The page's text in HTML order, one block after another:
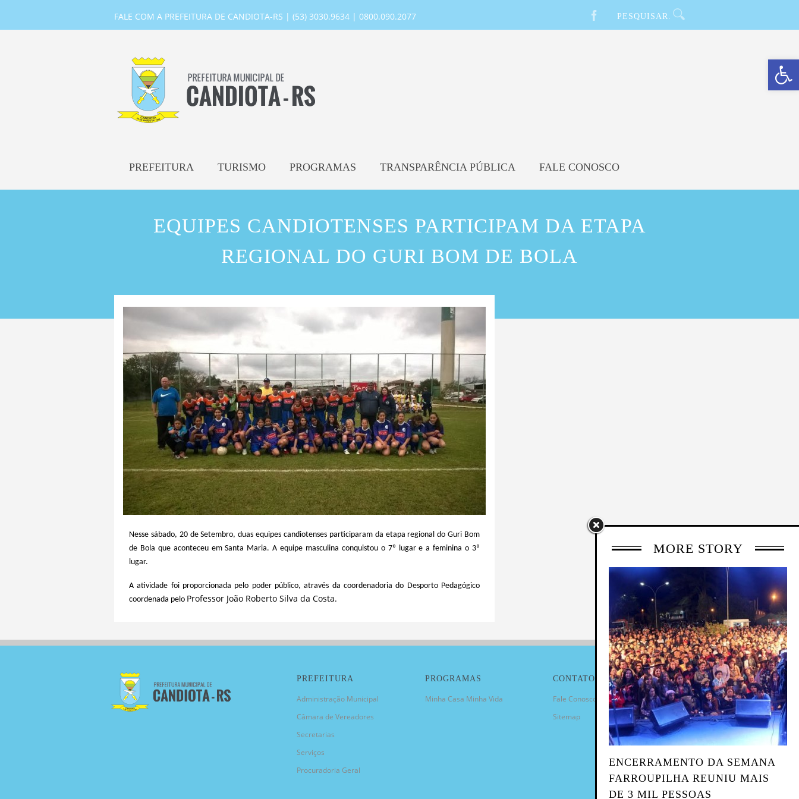
Barra de Ferramentas Aberta
FALE COM A PREFEITURA DE CANDIOTA-RS | (53) 3030.9634 | 0800.090.2077
PREFEITURA TURISMO PROGRAMAS TRANSPARÊNCIA PÚBLICA FALE CONOSCO
EQUIPES CANDIOTENSES PARTICIPAM DA ETAPA
REGIONAL DO GURI BOM DE BOLA
Nesse sábado, 20 de Setembro, duas equipes candiotenses participaram da etapa regional do Guri Bom
de Bola que aconteceu em Santa Maria. A equipe masculina conquistou o 7º lugar e a feminina o 3º
lugar.
A atividade foi proporcionada pelo poder público, através da coordenadoria do Desporto Pedagógico
coordenada pelo Professor João Roberto Silva da Costa.
MORE STORY
ENCERRAMENTO DA SEMANA
FARROUPILHA REUNIU MAIS
DE 3 MIL PESSOAS
PREFEITURA
Administração Municipal
Câmara de Vereadores
Secretarias
Serviços
Procuradoria Geral
PROGRAMAS
Minha Casa Minha Vida
CONTATO
Fale Conosco
Sitemap